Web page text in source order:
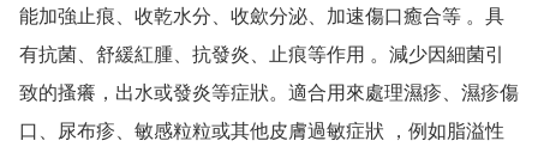
能加強止痕、收乾水分、收歛分泌、加速傷口癒合等 。具
有抗菌、舒緩紅腫、抗發炎、止痕等作用 。減少因細菌引
致的搔癢，出水或發炎等症狀。適合用來處理濕疹、濕疹傷
口、尿布疹、敏感粒粒或其他皮膚過敏症狀 ，例如脂溢性